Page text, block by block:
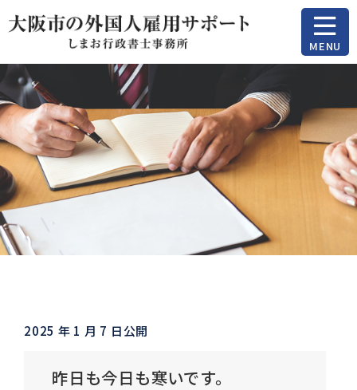
MENU
2025 年 1 月 7 日公開
昨日も今日も寒いです。